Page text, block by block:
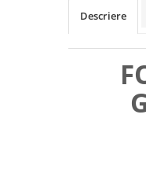
Descriere